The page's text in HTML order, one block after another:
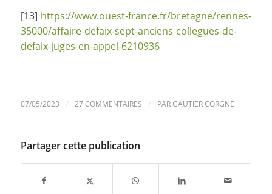
[13] https://www.ouest-france.fr/bretagne/rennes-
35000/affaire-defaix-sept-anciens-collegues-de-
defaix-juges-en-appel-6210936
07/05/2023 / 27 COMMENTAIRES / PARGAUTIER CORGNE
Partager cette publication